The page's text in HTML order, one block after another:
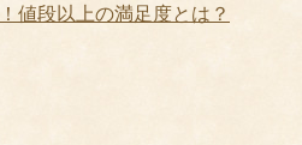
値段以上の満足度とは？